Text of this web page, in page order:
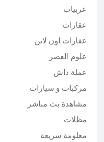
عربيات
عقارات
عقارات اون لاين
علوم العصر
عملة داش
مركبات و سيارات
مشاهدة بث مباشر
مظلات
معلومة سريعة